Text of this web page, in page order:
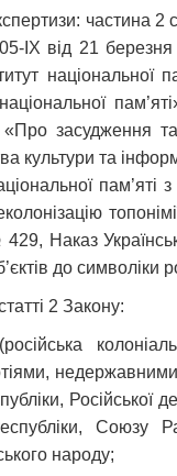
частина 2
ІХ від 21
національної
засудження та
культури та
Наказ
до символіки
2 Закону:
Союзу
народу;